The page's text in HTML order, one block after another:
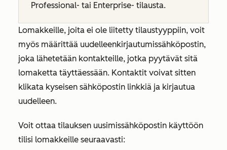
Professional- tai Enterprise- tilausta.
Lomakkeille, joita ei ole liitetty tilaustyyppiin, voit
myös määrittää uudelleenkirjautumissähköpostin,
joka lähetetään kontakteille, jotka pyytävät sitä
lomaketta täyttäessään. Kontaktit voivat sitten
klikata kyseisen sähköpostin linkkiä ja kirjautua
uudelleen.
Voit ottaa tilauksen uusimissähköpostin käyttöön
tilisi lomakkeille seuraavasti: